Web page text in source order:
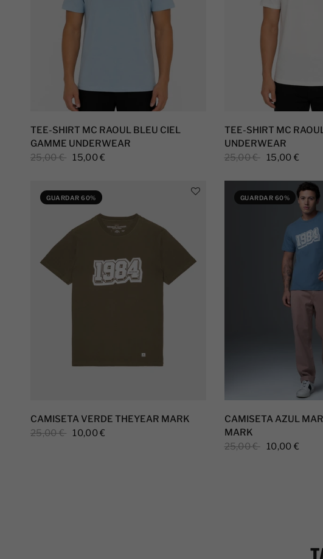
TEE-SHIRT MC RAOUL BLEU CIEL
GAMME UNDERWEAR
25,00 €
15,00 €
TEE-SHIRT MC
UNDERWEAR
25,00 €
15,00 €
GUARDAR 60%
CAMISETA VERDE THEYEAR MARK
25,00 €
10,00 €
GUARDAR 60%
CAMISETA AZUL
MARK
25,00 €
10,00 €